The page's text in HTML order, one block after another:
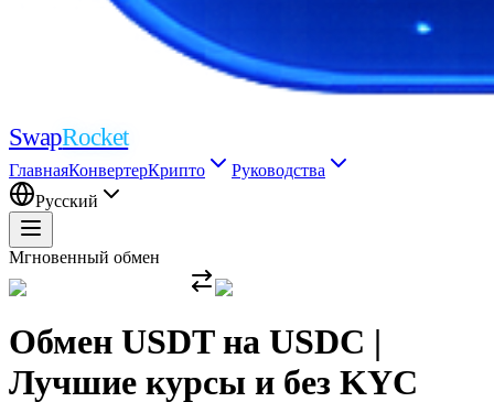
SwapRocket
ГлавнаяКонвертерКрипто
Руководства
Русский
Мгновенный обмен
Обмен USDT на USDC |
Лучшие курсы и без KYC